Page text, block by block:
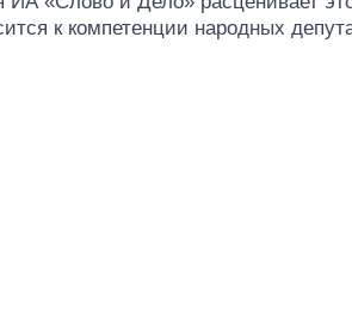
к компетенции народных